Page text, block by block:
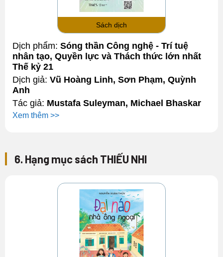
Sách dịch
Dịch phẩm: Sóng thần Công nghệ - Trí tuệ
nhân tạo, Quyền lực và Thách thức lớn nhất
Thế kỷ 21
Dịch giả: Vũ Hoàng Linh, Sơn Phạm, Quỳnh
Anh
Tác giả: Mustafa Suleyman, Michael Bhaskar
Xem thêm >>
6. Hạng mục sách THIẾU NHI